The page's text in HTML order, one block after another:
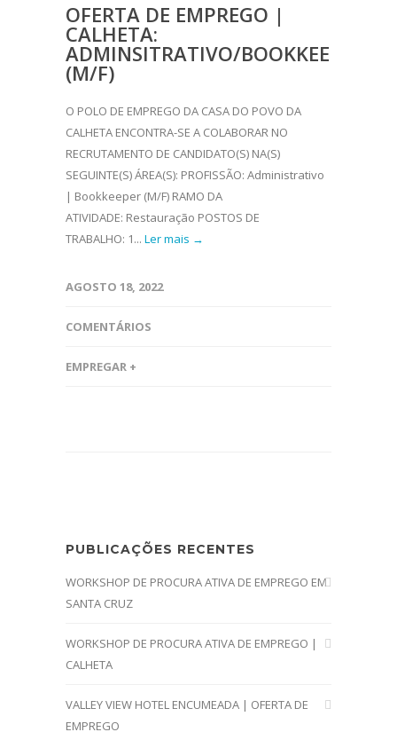
OFERTA DE EMPREGO |
CALHETA:
ADMINSITRATIVO/BOOKKEEPER
(M/F)
O POLO DE EMPREGO DA CASA DO POVO DA
CALHETA ENCONTRA-SE A COLABORAR NO
RECRUTAMENTO DE CANDIDATO(S) NA(S)
SEGUINTE(S) ÁREA(S): PROFISSÃO: Administrativo
| Bookkeeper (M/F) RAMO DA
ATIVIDADE: Restauração POSTOS DE
TRABALHO: 1... Ler mais →
AGOSTO 18, 2022
COMENTÁRIOS
EMPREGAR +
PUBLICAÇÕES RECENTES
WORKSHOP DE PROCURA ATIVA DE EMPREGO EM
SANTA CRUZ
WORKSHOP DE PROCURA ATIVA DE EMPREGO |
CALHETA
VALLEY VIEW HOTEL ENCUMEADA | OFERTA DE
EMPREGO